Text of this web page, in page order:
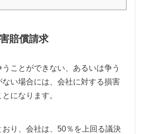
賠償請求
ことができない、あるいは争う
ない場合には、会社に対する損害
になります。
り、会社は、50％を上回る議決